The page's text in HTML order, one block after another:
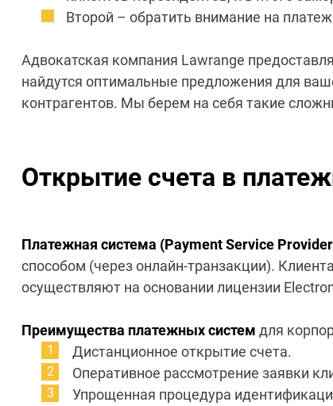
Второй – обратить внимание на
Адвокатская компания Lawrange
найдутся оптимальные предложения для
контрагентов. Мы берем на себя такие
Открытие счета в
Платежная система (Payment Service
способом (через онлайн-транзакции).
осуществляют на основании лицензии
Преимущества платежных систем для
Дистанционное открытие счета.
Оперативное рассмотрение заявки
Упрощенная процедура